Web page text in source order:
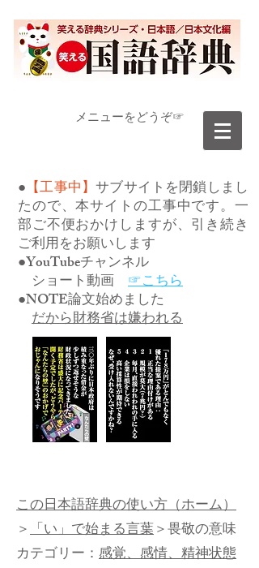
​メニューをどうぞ☞
● 【工事中】サブサイトを閉鎖しまし
たので、本サイトの工事中です。一
部ご不便おかけしますが、引き続き
ご利用をお願いします
●YouTubeチャンネル
ショート動画 ☞こちら
●NOTE論文始めました
だから財務省は嫌われる
この日本語辞典の使い方（ホーム）
＞「い」で始まる言葉＞畏敬の意味
カテゴリー： 感覚、感情、精神状態